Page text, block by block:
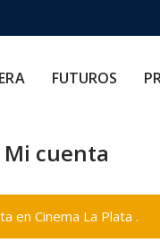
FUTUROS
Mi cuenta
en Cinema La Plata .